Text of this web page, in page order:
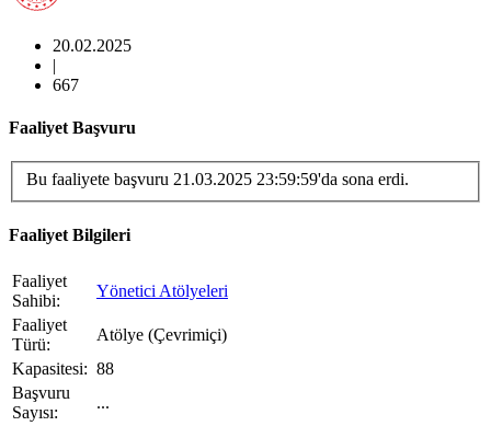
20.02.2025
|
667
Faaliyet Başvuru
Bu faaliyete başvuru 21.03.2025 23:59:59'da sona erdi.
Faaliyet Bilgileri
Faaliyet
Sahibi:
Yönetici Atölyeleri
Faaliyet
Türü:
Atölye (Çevrimiçi)
Kapasitesi: 88
Başvuru
Sayısı:
...